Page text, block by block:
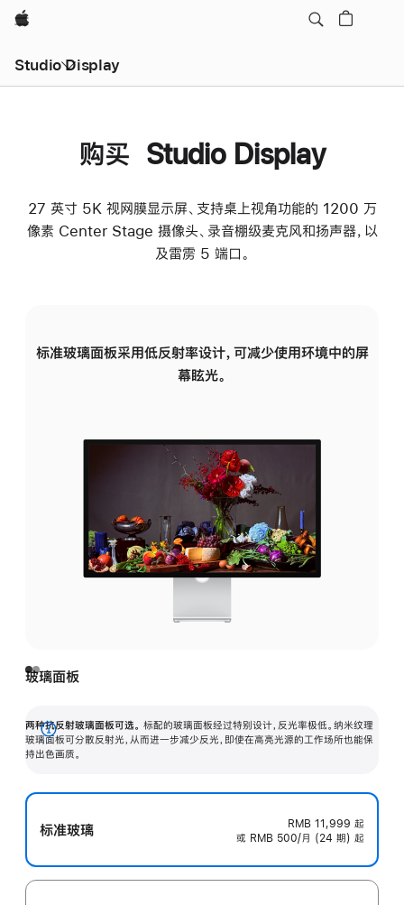
Apple
Studio Display
购买 Studio Display
27 英寸 5K 视网膜显示屏、支持桌上视角功能的 1200 万
像素 Center Stage 摄像头、录音棚级麦克风和扬声器，以
及雷雳 5 端口。
标准玻璃面板采用低反射率设计，可减少使用环境中的屏
幕眩光。
玻璃面板
两种抗反射玻璃面板可选。 标配的玻璃面板经过特别设计，反光率极低。纳米纹理
玻璃面板可分散反射光，从而进一步减少反光，即使在高亮光源的工作场所也能保
持出色画质。
展
开
标准玻璃 RMB 11,999 起
或 RMB 500/月 (24 期) 起